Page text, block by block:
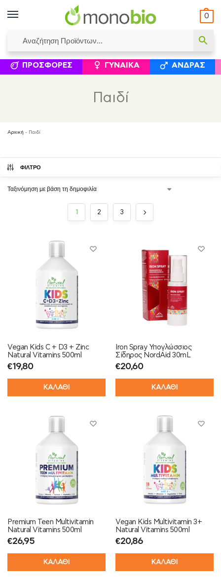
0
ΙΣΟΛΟΓΙΣΜΟΊ ΕΛΕΆΝΝΑ ΧΡΙΣΤΙΝΆΚΗ ΕΠΙΚΟΙΝΩΝΊΑ
ΣΥΜΠΛΗΡΏΜΑΤΑ ΔΙΑΤΡΟΦΉΣ ΦΥΣΙΚΆ
ΠΡΟΣΦΟΡΈΣ ΓΥΝΑΊΚΑ ΆΝΔΡΑΣ
Παιδί
Αρχική - Παιδί
ΦΙΛΤΡΟ
1 2 3
Vegan Kids C + D3 + Zinc
Natural Vitamins 500ml
€19,80
ΚΑΛΑΘΙ
Iron Spray Υπογλώσσιος
Σίδηρος NordAid 30mL
€20,60
ΚΑΛΑΘΙ
Premium Teen Multivitamin
Natural Vitamins 500ml
€26,95
ΚΑΛΑΘΙ
Vegan Kids Multivitamin 3+
Natural Vitamins 500ml
€20,86
ΚΑΛΑΘΙ